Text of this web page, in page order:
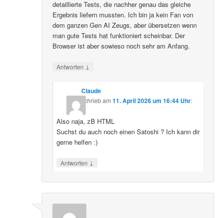
detaillierte Tests, die nachher genau das gleiche
Ergebnis liefern mussten. Ich bin ja kein Fan von
dem ganzen Gen AI Zeugs, aber übersetzen wenn
man gute Tests hat funktioniert scheinbar. Der
Browser ist aber sowieso noch sehr am Anfang.
Antworten ↓
Claude
schriebam 11. April 2026 um 16:44 Uhr:
Also naja, zB HTML
Suchst du auch noch einen Satoshi ? Ich kann dir
gerne helfen :)
Antworten ↓